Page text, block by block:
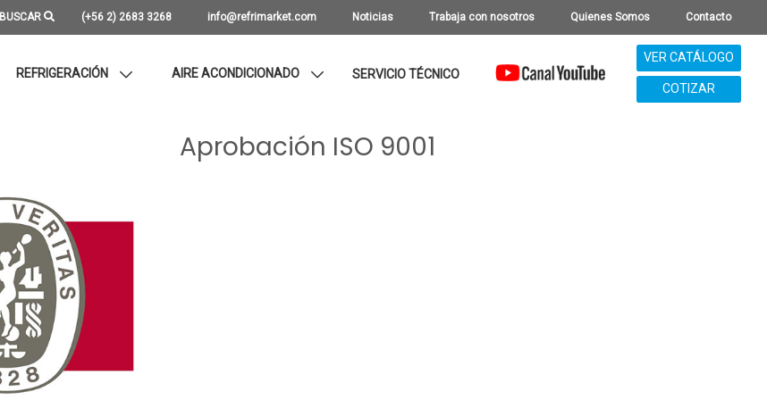
BUSCAR (+56 2) 2683 3268 info@refrimarket.com Noticias Trabaja con nosotros Quienes Somos Contacto
REFRIGERACIÓN AIRE ACONDICIONADO SERVICIO TÉCNICO
VER CATÁLOGO
COTIZAR
Aprobación ISO 9001